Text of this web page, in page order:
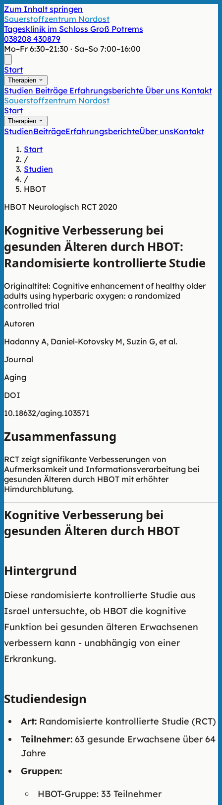
Zum Inhalt springen
Sauerstoffzentrum Nordost
Tagesklinik im Schloss Groß Potrems
038208 430879
Mo–Fr 6:30–21:30 · Sa–So 7:00–16:00
Start
Therapien
Studien Beiträge Erfahrungsberichte Über uns Kontakt
Sauerstoffzentrum Nordost
Start
Therapien
StudienBeiträgeErfahrungsberichteÜber unsKontakt
Start
/
Studien
/
HBOT
HBOT Neurologisch RCT 2020
Kognitive Verbesserung bei
gesunden Älteren durch HBOT:
Randomisierte kontrollierte Studie
Originaltitel: Cognitive enhancement of healthy older
adults using hyperbaric oxygen: a randomized
controlled trial
Autoren
Hadanny A, Daniel-Kotovsky M, Suzin G, et al.
Journal
Aging
DOI
10.18632/aging.103571
Zusammenfassung
RCT zeigt signifikante Verbesserungen von
Aufmerksamkeit und Informationsverarbeitung bei
gesunden Älteren durch HBOT mit erhöhter
Hirndurchblutung.
Kognitive Verbesserung bei
gesunden Älteren durch HBOT
Hintergrund
Diese randomisierte kontrollierte Studie aus
Israel untersuchte, ob HBOT die kognitive
Funktion bei gesunden älteren Erwachsenen
verbessern kann - unabhängig von einer
Erkrankung.
Studiendesign
Art: Randomisierte kontrollierte Studie (RCT)
Teilnehmer: 63 gesunde Erwachsene über 64
Jahre
Gruppen:
HBOT-Gruppe: 33 Teilnehmer